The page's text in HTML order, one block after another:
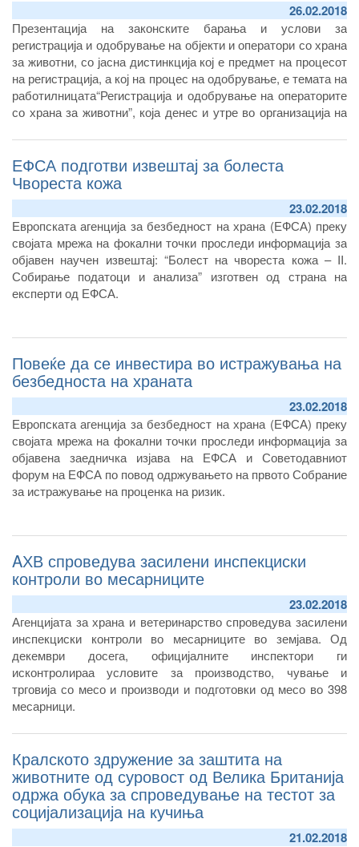
26.02.2018
Презентација на законските барања и услови за
регистрација и одобрување на објекти и оператори со храна
за животни, со јасна дистинкција кој е предмет на процесот
на регистрација, а кој на процес на одобрување, е темата на
работилницата“Регистрација и одобрување на операторите
со храна за животни”, која денес и утре во организација на
претпристапна помош на Европската Комисија – TAIEX, се
одржува во Скопје. На работилницата учествуваат
претставници од Агенција од Секторот за ветеринарно јавно
здравје, Секторот за инспекциски надзор и официјални
ЕФСА подготви извештај за болеста
Чвореста кожа
23.02.2018
Европската агенција за безбедност на храна (ЕФСА) преку
својата мрежа на фокални точки проследи информација за
објавен научен извештај: “Болест на чвореста кожа – II.
Собирање податоци и анализа” изготвен од страна на
експерти од ЕФСА.
Повеќе да се инвестира во истражувања на
безбедноста на храната
23.02.2018
Европската агенција за безбедност на храна (ЕФСА) преку
својата мрежа на фокални точки проследи информација за
објавенa заедничка изјава на ЕФСА и Советодавниот
форум на ЕФСА по повод одржувањето на првото Собрание
за истражување на проценка на ризик.
AХВ спроведува засилени инспекциски
контроли во месарниците
23.02.2018
Агенцијата за храна и ветеринарство спроведува засилени
инспекциски контроли во месарниците во земјава. Од
декември досега, официјалните инспектори ги
исконтролираа условите за производство, чување и
трговија со месо и производи и подготовки од месо во 398
месарници.
однесуваат на нехигиена во објектите, неспроведени мерки
за дезинфекција и дезинсекција, неправилно декларирање
на месото, непоседување на комерцијален документ за
пратка месо.
Кралското здружение за заштита на
животните од суровост од Велика Британија
одржа обука за спроведување на тестот за
социјализација на кучиња
21.02.2018